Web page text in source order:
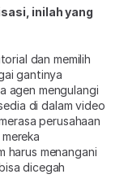
inilah yang
dan memilih
gantinya
agen mengulangi
di dalam video
perusahaan
harus menangani
dicegah